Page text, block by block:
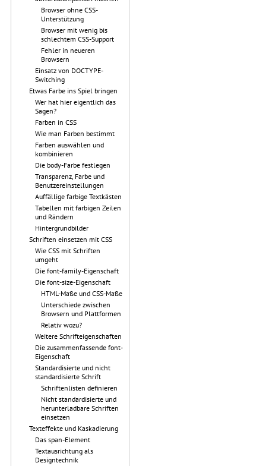
Browser ohne CSS-
Unterstützung
Browser mit wenig bis
schlechtem CSS-Support
Fehler in neueren
Browsern
Einsatz von DOCTYPE-
Switching
Etwas Farbe ins Spiel bringen
Wer hat hier eigentlich das
Sagen?
Farben in CSS
Wie man Farben bestimmt
Farben auswählen und
kombinieren
Die body-Farbe festlegen
Transparenz, Farbe und
Benutzereinstellungen
Auffällige farbige Textkästen
Tabellen mit farbigen Zeilen
und Rändern
Hintergrundbilder
Schriften einsetzen mit CSS
Wie CSS mit Schriften
umgeht
Die font-family-Eigenschaft
Die font-size-Eigenschaft
HTML-Maße und CSS-Maße
Unterschiede zwischen
Browsern und Plattformen
Relativ wozu?
Weitere Schrifteigenschaften
Die zusammenfassende font-
Eigenschaft
Standardisierte und nicht
standardisierte Schrift
Schriftenlisten definieren
Nicht standardisierte und
herunterladbare Schriften
einsetzen
Texteffekte und Kaskadierung
Das span-Element
Textausrichtung als
Designtechnik